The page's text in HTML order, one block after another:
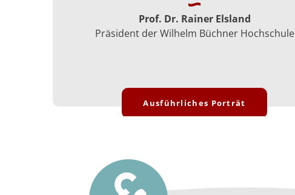
Prof. Dr. Rainer Elsland
Präsident der Wilhelm Büchner Hochschule
Ausführliches Porträt